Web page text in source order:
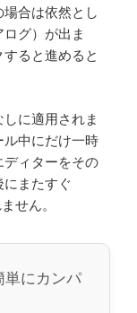
合は依然とし
グ）が出ま
ると進めると
に適用されま
中にだけ一時
ディターをその
にまたすぐ
せん。
単にカンパ